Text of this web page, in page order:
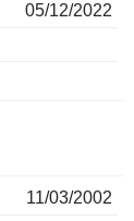
05/12/2022
11/03/2002